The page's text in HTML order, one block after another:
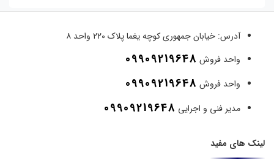
آدرس: خیابان جمهوری کوچه یغما پلاک ۲۲۰ واحد ۸
واحد فروش 09909219648
واحد فروش 09909219648
مدیر فنی و اجرایی 09909219648
لینک های مفید